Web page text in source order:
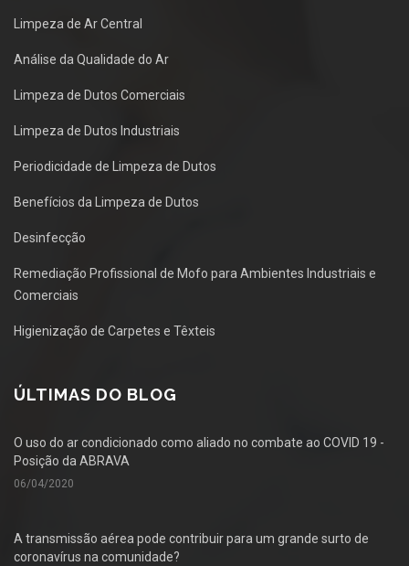
Limpeza de Ar Central
Análise da Qualidade do Ar
Limpeza de Dutos Comerciais
Limpeza de Dutos Industriais
Periodicidade de Limpeza de Dutos
Benefícios da Limpeza de Dutos
Desinfecção
Remediação Profissional de Mofo para Ambientes Industriais e
Comerciais
Higienização de Carpetes e Têxteis
ÚLTIMAS DO BLOG
O uso do ar condicionado como aliado no combate ao COVID 19 -
Posição da ABRAVA
06/04/2020
A transmissão aérea pode contribuir para um grande surto de
coronavírus na comunidade?